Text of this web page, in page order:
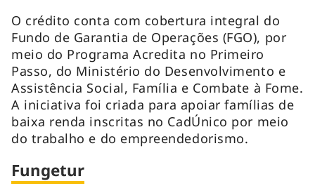
O crédito conta com cobertura integral do
Fundo de Garantia de Operações (FGO), por
meio do Programa Acredita no Primeiro
Passo, do Ministério do Desenvolvimento e
Assistência Social, Família e Combate à Fome.
A iniciativa foi criada para apoiar famílias de
baixa renda inscritas no CadÚnico por meio
do trabalho e do empreendedorismo.
Fungetur